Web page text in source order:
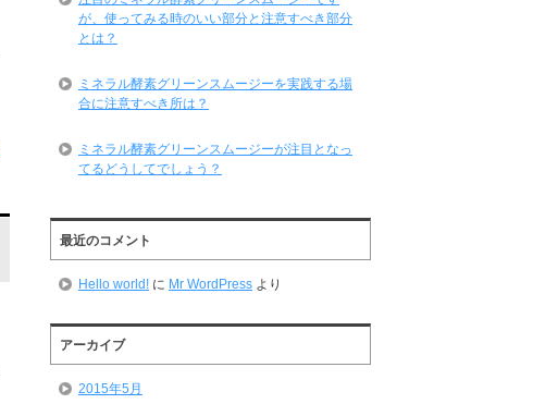
が、使ってみる時のいい部分と注意すべき部分
とは？
ミネラル酵素グリーンスムージーを実践する場
合に注意すべき所は？
ミネラル酵素グリーンスムージーが注目となっ
てるどうしてでしょう？
最近のコメント
Hello world! に Mr WordPress より
アーカイブ
2015年5月